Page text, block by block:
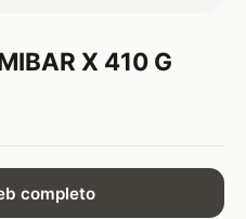
X 410 G
completo